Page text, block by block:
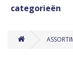
categorieën